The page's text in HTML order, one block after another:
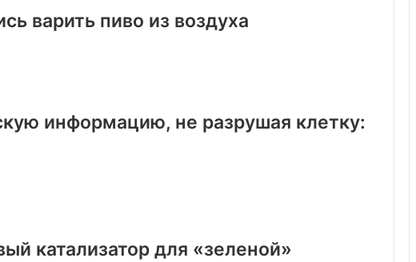
варить пиво из воздуха
информацию, не разрушая клетку:
катализатор для «зеленой»